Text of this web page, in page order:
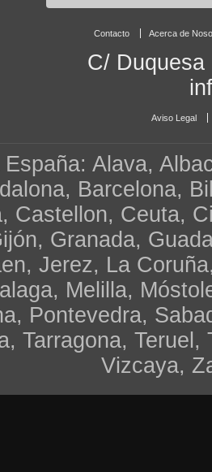
Contacto Acerca de
C/ Duquesa
Aviso Legal
Alava,
Barcelona,
Castellon, Ceuta,
Granada,
Jerez, La
Melilla,
Pontevedra,
Tarragona,
Vizcaya,